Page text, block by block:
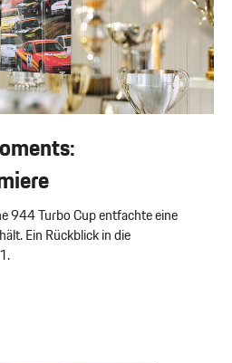
944 Turbo Cup entfachte eine
Ein Rückblick in die